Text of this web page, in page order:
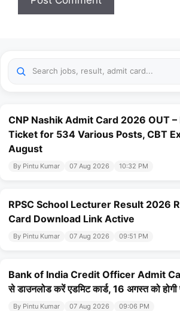
CNP Nashik Admit Card 2026 OUT
Ticket for 534 Various Posts, CBT
August
By Pintu Kumar 07 Aug 2026 10:32 PM
RPSC School Lecturer Result 2026
Card Download Link Active
By Pintu Kumar 07 Aug 2026 09:51 PM
Bank of India Credit Officer Admit
से डाउनलोड करें एडमिट कार्ड, 16 अगस्त को होगी
By Pintu Kumar 07 Aug 2026 09:06 PM